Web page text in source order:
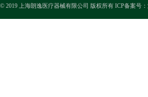
© 2019 上海朗逸医疗器械有限公司 版权所有 ICP备案号：